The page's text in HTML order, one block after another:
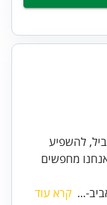
להשפיע
אנחנו מחפשים
... קרא עוד